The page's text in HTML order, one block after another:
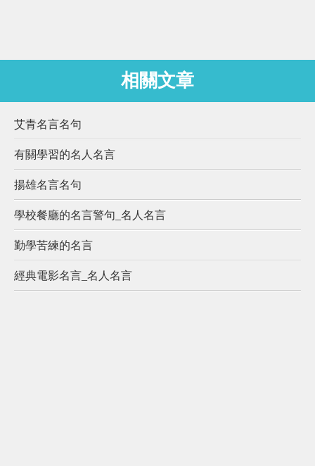
相關文章
艾青名言名句
有關學習的名人名言
揚雄名言名句
學校餐廳的名言警句_名人名言
勤學苦練的名言
經典電影名言_名人名言